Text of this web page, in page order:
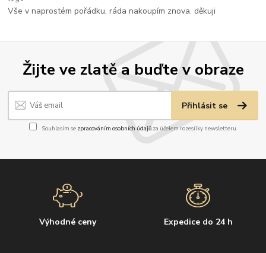
Žijte ve zlatě a buďte v obraze
Přihlásit se
Souhlasím se zpracováním osobních údajůza účelem rozesílky newsletteru.
Výhodné ceny Expedice do 24 h
Vše v naprostém pořádku, ráda nakoupím znova. děkuji